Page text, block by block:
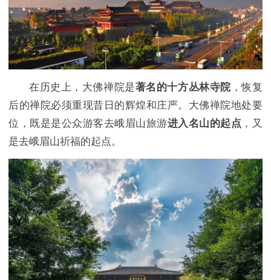
在历史上，大佛禅院是著名的十方丛林寺院，恢复
后的禅院必须重现昔日的辉煌和庄严。大佛禅院地处要
位，既是是公众游客去峨眉山旅游进入名山的起点 ，又
是去峨眉山祈福的起点。